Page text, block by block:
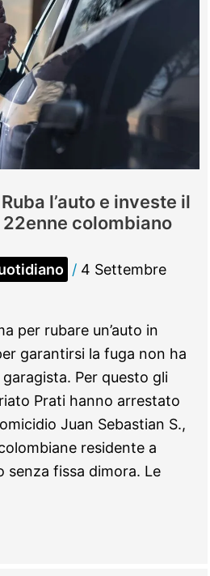
l’auto e investe il
colombiano
/ 4 Settembre
per rubare un’auto in
garantirsi la fuga non ha
Per questo gli
Prati hanno arrestato
Juan Sebastian S.,
residente a
senza fissa dimora. Le